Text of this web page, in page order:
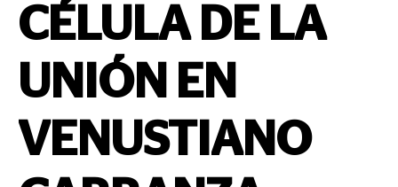
CÉLULA DE LA
UNIÓN EN
VENUSTIANO